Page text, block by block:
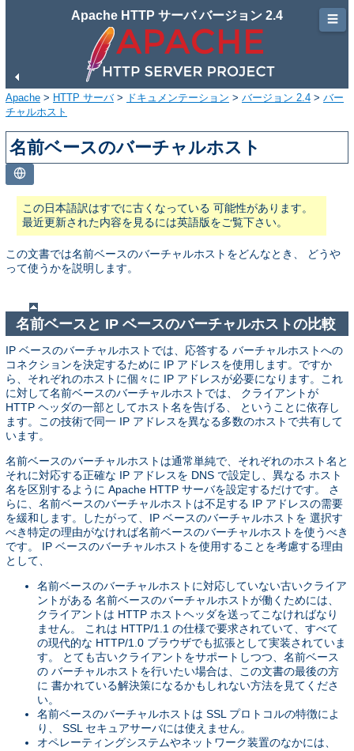
Apache HTTP サーバ バージョン 2.4
Apache > HTTP サーバ> ドキュメンテーション > バージョン 2.4 > バー
チャルホスト
名前ベースのバーチャルホスト
この日本語訳はすでに古くなっている 可能性があります。
最近更新された内容を見るには英語版をご覧下さい。
この文書では名前ベースのバーチャルホストをどんなとき、 どうや
って使うかを説明します。
名前ベースと IP ベースのバーチャルホストの比較
IP ベースのバーチャルホストでは、応答する バーチャルホストへの
コネクションを決定するために IP アドレスを使用します。ですか
ら、それぞれのホストに個々に IP アドレスが必要になります。これ
に対して名前ベースのバーチャルホストでは、 クライアントが
HTTP ヘッダの一部としてホスト名を告げる、 ということに依存し
ます。この技術で同一 IP アドレスを異なる多数のホストで共有して
います。
名前ベースのバーチャルホストは通常単純で、それぞれのホスト名と
それに対応する正確な IP アドレスを DNS で設定し、異なる ホスト
名を区別するように Apache HTTP サーバを設定するだけです。 さ
らに、名前ベースのバーチャルホストは不足する IP アドレスの需要
を緩和します。したがって、IP ベースのバーチャルホストを 選択す
べき特定の理由がなければ名前ベースのバーチャルホストを使うべき
です。 IP ベースのバーチャルホストを使用することを考慮する理由
として、
名前ベースのバーチャルホストに対応していない古いクライア
ントがある 名前ベースのバーチャルホストが働くためには、
クライアントは HTTP ホストヘッダを送ってこなければなり
ません。 これは HTTP/1.1 の仕様で要求されていて、すべて
の現代的な HTTP/1.0 ブラウザでも拡張として実装されていま
す。 とても古いクライアントをサポートしつつ、名前ベース
の バーチャルホストを行いたい場合は、この文書の最後の方
に 書かれている解決策になるかもしれない方法を見てくださ
い。
名前ベースのバーチャルホストは SSL プロトコルの特徴によ
り、 SSL セキュアサーバには使えません。
オペレーティングシステムやネットワーク装置のなかには、
☰